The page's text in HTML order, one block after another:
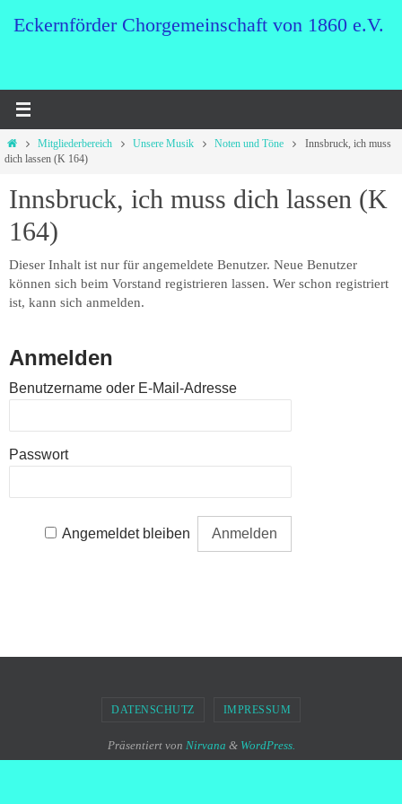
InhaltEckernförder Chorgemeinschaft von 1860 e.V.
StartMitgliederbereich Unsere Musik Noten und Töne
Innsbruck, ich muss
dich lassen (K 164)
Innsbruck, ich muss dich lassen (K
164)
Dieser Inhalt ist nur für angemeldete Benutzer. Neue Benutzer
können sich beim Vorstand registrieren lassen. Wer schon registriert
ist, kann sich anmelden.
Anmelden
Benutzername oder E-Mail-Adresse
Passwort
Angemeldet bleiben
DATENSCHUTZ IMPRESSUM
Präsentiert von Nirvana & WordPress.